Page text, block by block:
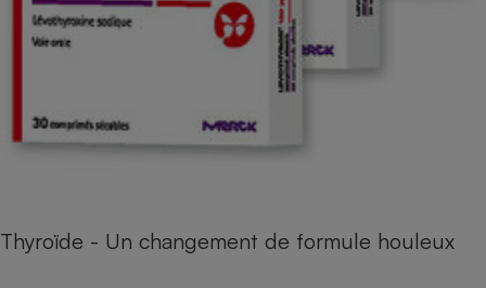
Thyroïde - Un changement de formule houleux